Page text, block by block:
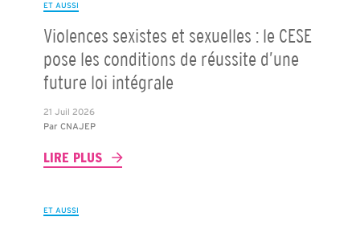
ET AUSSI
Violences sexistes et sexuelles : le CESE
pose les conditions de réussite d’une
future loi intégrale
21 Juil 2026
Par CNAJEP
LIRE PLUS
ET AUSSI